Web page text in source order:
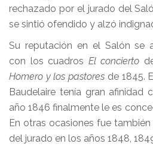
rechazado por el jurado del
se sintió ofendido y alzó
Su reputación en el Salón se
con los cuadros El concierto
Homero y los pastores de 1845.
Baudelaire tenía gran afinidad
año 1846 finalmente le es
En otras ocasiones fue
del jurado en los años 1848,